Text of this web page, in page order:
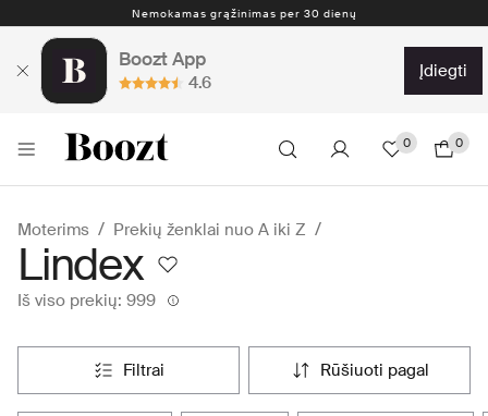
Nemokamas grąžinimas per 30 dienų
Boozt App
4.6
įdiegti
0 0
Moterims Prekių ženklai nuo A iki Z
Lindex
Iš viso prekių: 999
filtrai rūšiuoti pagal